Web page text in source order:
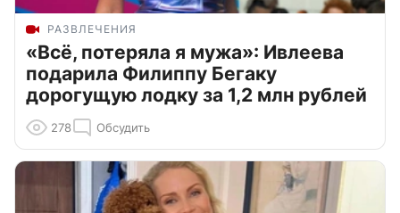
РАЗВЛЕЧЕНИЯ
«Всё, потеряла я мужа»: Ивлеева
подарила Филиппу Бегаку
дорогущую лодку за 1,2 млн рублей
278 Обсудить